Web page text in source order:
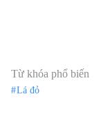
Từ khóa phổ biến
Lá đỏ